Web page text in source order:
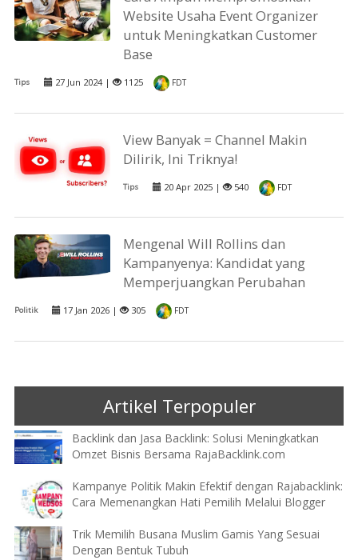
Website Usaha Event Organizer
untuk Meningkatkan Customer
Base
Tips 27 Jun 2024 | 1125 FDT
View Banyak = Channel Makin
Dilirik, Ini Triknya!
Tips 20 Apr 2025 | 540 FDT
Mengenal Will Rollins dan
Kampanyenya: Kandidat yang
Memperjuangkan Perubahan
Politik 17 Jan 2026 | 305 FDT
Artikel Terpopuler
Backlink dan Jasa Backlink: Solusi Meningkatkan
Omzet Bisnis Bersama RajaBacklink.com
Kampanye Politik Makin Efektif dengan Rajabacklink:
Cara Memenangkan Hati Pemilih Melalui Blogger
Trik Memilih Busana Muslim Gamis Yang Sesuai
Dengan Bentuk Tubuh